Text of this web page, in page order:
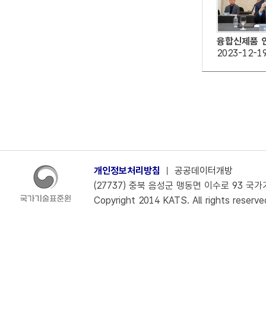
융합신제품
2023-12-
개인정보처리방침 ㅣ 공공데이터개방
(27737) 충북 음성군 맹동면 이수로 93 국
Copyright 2014 KATS. All rights